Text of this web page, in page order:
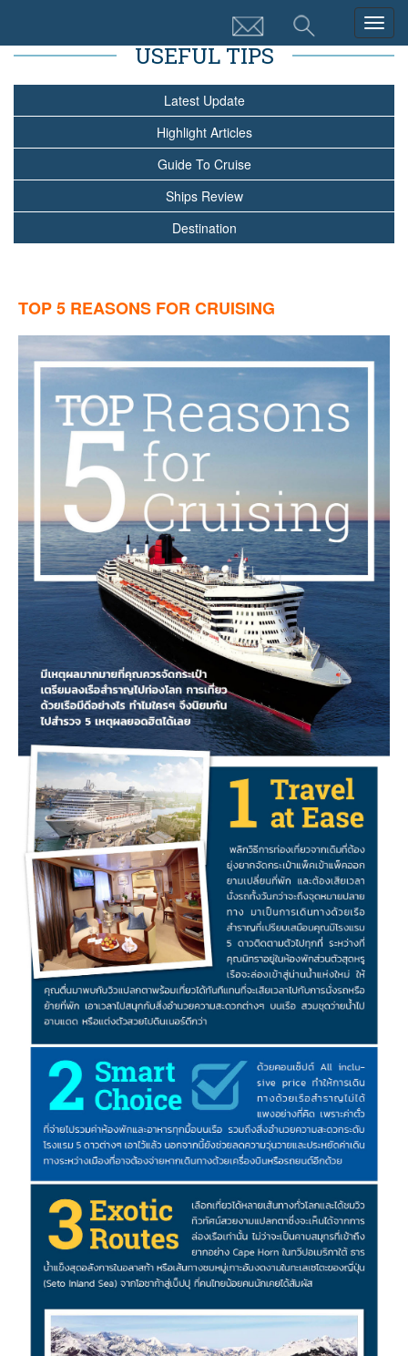
USEFUL TIPS
Latest Update
Highlight Articles
Guide To Cruise
Ships Review
Destination
TOP 5 REASONS FOR CRUISING